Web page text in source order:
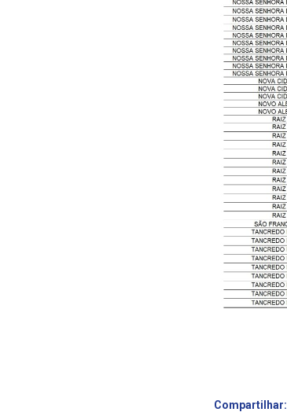
Compartilhar: